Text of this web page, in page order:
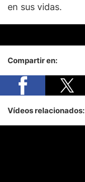
en sus vidas.
Compartir en:
Vídeos relacionados: